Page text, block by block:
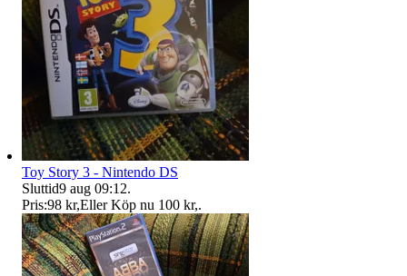
Toy Story 3 - Nintendo DS
Sluttid9 aug 09:12.
Pris:98 kr,Eller Köp nu 100 kr,.